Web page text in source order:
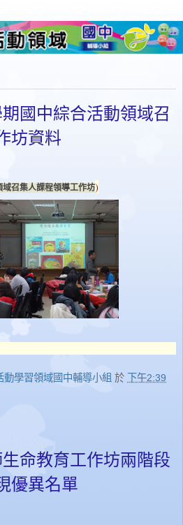
國中綜合活動領域召
坊資料
召集人課程領導工作坊)
學習領域國中輔導小組 於 下午2:39
命教育工作坊兩階段
優異名單